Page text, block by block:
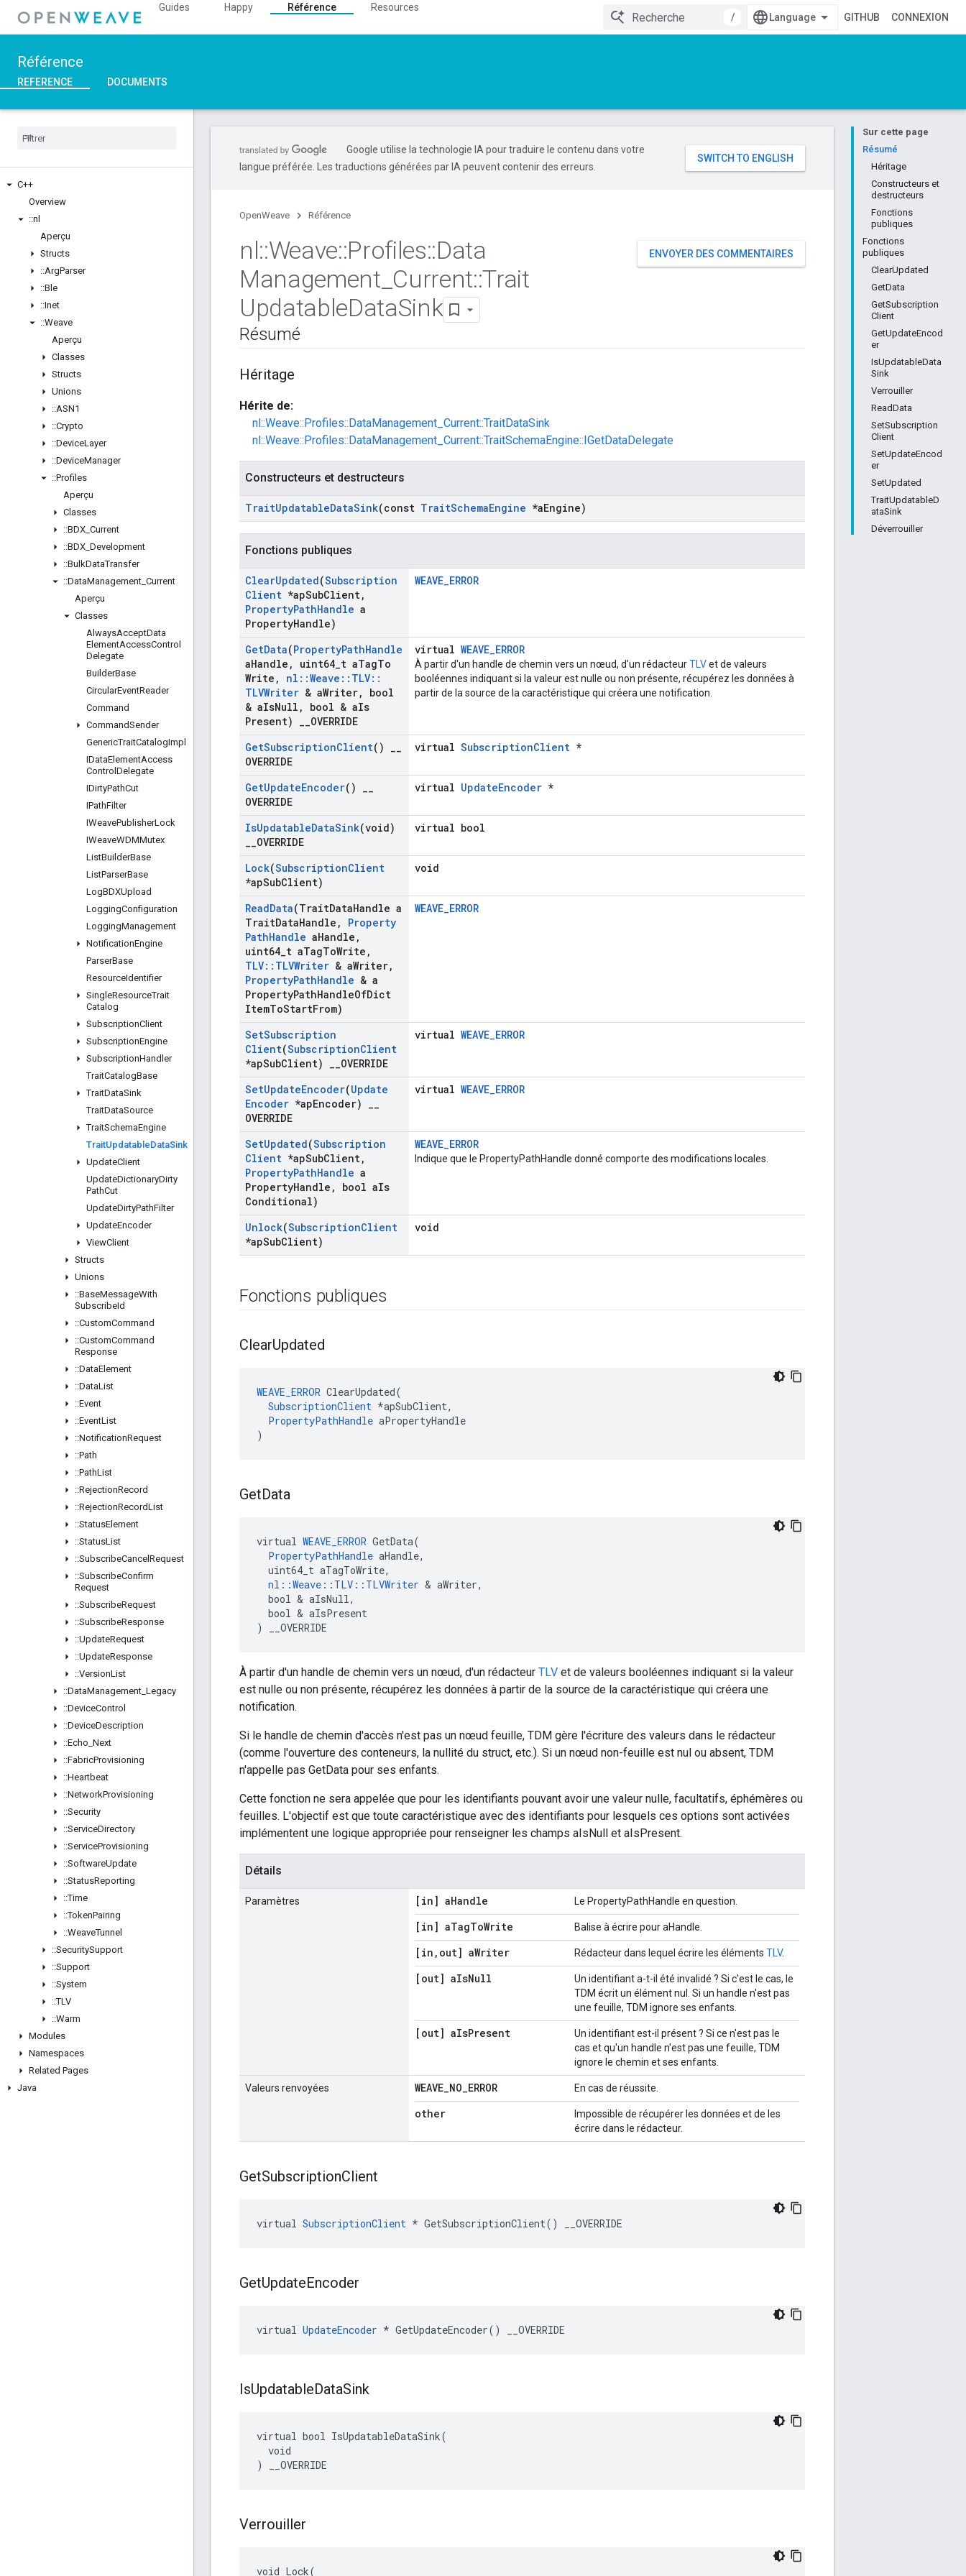
Guides Happy Référence
Resources
/
GITHUB CONNEXION
Référence
REFERENCE DOCUMENTS
C++
Overview
::nl
Aperçu
Structs
::ArgParser
::Ble
::Inet
::Weave
Aperçu
Classes
Structs
Unions
::ASN1
::Crypto
::DeviceLayer
::DeviceManager
::Profiles
Aperçu
Classes
::BDX Current
::BDX Development
::BulkDataTransfer
::DataManagement Current
Aperçu
Classes
AlwaysAcceptData
ElementAccessControl
Delegate
BuilderBase
CircularEventReader
Command
CommandSender
GenericTraitCatalogImpl
IDataElementAccess
Control Delegate
IDirtyPathCut
IPathFilter
IWeavePublisherLock
IWeaveWDMMutex
ListBuilderBase
ListParserBase
LogBDXUpload
LoggingConfiguration
LoggingManagement
NotificationEngine
ParserBase
ResourceIdentifier
SingleResourceTrait
Catalog
SubscriptionClient
SubscriptionEngine
SubscriptionHandler
TraitCatalogBase
TraitDataSink
TraitDataSource
TraitSchemaEngine
TraitUpdatableDataSink
UpdateClient
UpdateDictionaryDirty
PathCut
UpdateDirtyPathFilter
UpdateEncoder
ViewClient
Structs
Unions
::BaseMessageWith
SubscribeId
::CustomCommand
::CustomCommand
Response
::DataElement
::DataList
::Event
::EventList
::NotificationRequest
::Path
::PathList
::RejectionRecord
::RejectionRecordList
::StatusElement
::StatusList
::SubscribeCancel Request
::SubscribeConfirm
Request
::SubscribeRequest
::SubscribeResponse
::UpdateRequest
::UpdateResponse
::VersionList
::DataManagement Legacy
::DeviceControl
::DeviceDescription
::Echo Next
::FabricProvisioning
::Heartbeat
::NetworkProvisioning
::Security
::ServiceDirectory
::ServiceProvisioning
::SoftwareUpdate
::StatusReporting
::Time
::TokenPairing
::WeaveTunnel
::SecuritySupport
::Support
::System
::TLV
::Warm
Modules
Namespaces
Related Pages
Java
Sur cette page
Résumé
Héritage
Constructeurs et
destructeurs
Fonctions
publiques
Fonctions
publiques
ClearUpdated
GetData
GetSubscription
Client
GetUpdateEncod
er
IsUpdatableData
Sink
Verrouiller
ReadData
SetSubscription
Client
SetUpdateEncod
er
SetUpdated
TraitUpdatableD
ataSink
Déverrouiller
Google utilise la technologie IA pour traduire le contenu dans votre
langue préférée. Les traductions générées par IA peuvent contenir des erreurs.
OpenWeave Référence
ENVOYER DES COMMENTAIRES
nl::Weave::Profiles::Data
Management Current::Trait
UpdatableDataSink
Résumé
Héritage
Hérite de:
nl::Weave::Profiles::DataManagement_Current::TraitDataSink
nl::Weave::Profiles::DataManagement_Current::TraitSchemaEngine::IGetDataDelegate
Constructeurs et destructeurs
TraitUpdatableDataSink(const TraitSchemaEngine *aEngine)
Fonctions publiques
ClearUpdated(Subscription
Client *apSubClient,
PropertyPathHandle a
PropertyHandle)
WEAVE_ERROR
GetData(PropertyPathHandle
aHandle , uint64 t aTagTo
Write , nl ::Weave :: TLV::
TLVWriter & aWriter,
bool
& aIsNull , bool & aIs
Present)
OVERRIDE
virtual WEAVE_ERROR
À partir d'un handle de chemin vers un nœud, d'un rédacteurTLVet de valeurs
booléennes indiquant si la valeur est nulle ou non présente, récupérez les données à
partir de la source de la caractéristique qui créera une notification.
GetSubscriptionClient()
OVERRIDE
virtual SubscriptionClient *
GetUpdateEncoder()
OVERRIDE
virtual UpdateEncoder *
IsUpdatableDataSink(void)
OVERRIDE
virtual bool
Lock(SubscriptionClient
*apSubClient)
void
ReadData(TraitDataHandle a
TraitDataHandle ,
Property
PathHandle aHandle ,
uint64 t aTagToWrite ,
TLV:: TLVWriter & aWriter,
PropertyPathHandle & a
PropertyPathHandleOfDict
ItemToStartFrom)
WEAVE_ERROR
SetSubscription
Client(SubscriptionClient
*apSubClient) OVERRIDE
virtual WEAVE_ERROR
SetUpdateEncoder(Update
Encoder *apEncoder)
OVERRIDE
virtual WEAVE_ERROR
SetUpdated(Subscription
Client *apSubClient,
PropertyPathHandle a
PropertyHandle , bool aIs
Conditional)
WEAVE_ERROR
Indique que le PropertyPathHandle donné comporte des modifications locales.
Unlock(SubscriptionClient
*apSubClient)
void
Fonctions publiques
ClearUpdated
WEAVE_ERROR ClearUpdated(
SubscriptionClient *apSubClient,
PropertyPathHandle aPropertyHandle
)
GetData
virtual WEAVE_ERROR GetData(
PropertyPathHandle aHandle,
  uint64_t aTagToWrite,
nl::Weave::TLV::TLVWriter & aWriter,
  bool & aIsNull,
  bool & aIsPresent
) __OVERRIDE
À partir d'un handle de chemin vers un nœud, d'un rédacteur TLV et de valeurs booléennes indiquant si la valeur
est nulle ou non présente, récupérez les données à partir de la source de la caractéristique qui créera une
notification.
Si le handle de chemin d'accès n'est pas un nœud feuille, TDM gère l'écriture des valeurs dans le rédacteur
(comme l'ouverture des conteneurs, la nullité du struct, etc.). Si un nœud non-feuille est nul ou absent, TDM
n'appelle pas GetData pour ses enfants.
Cette fonction ne sera appelée que pour les identifiants pouvant avoir une valeur nulle, facultatifs, éphémères ou
feuilles. L'objectif est que toute caractéristique avec des identifiants pour lesquels ces options sont activées
implémentent une logique appropriée pour renseigner les champs aIsNull et aIsPresent.
Détails
Paramètres [in] aHandle Le PropertyPathHandle en question.
[in] aTagToWrite Balise à écrire pour aHandle.
[in , out] aWriter Rédacteur dans lequel écrire les éléments TLV.
[out] aIsNull
Un identifiant a-t-il été invalidé ? Si c'est le cas, le
TDM écrit un élément nul. Si un handle n'est pas
une feuille, TDM ignore ses enfants.
[out] aIsPresent
Un identifiant est-il présent ? Si ce n'est pas le
cas et qu'un handle n'est pas une feuille, TDM
ignore le chemin et ses enfants.
Valeurs renvoyées WEAVE_NO_ERROR En cas de réussite.
other
Impossible de récupérer les données et de les
écrire dans le rédacteur.
GetSubscriptionClient
virtual SubscriptionClient * GetSubscriptionClient() __OVERRIDE
GetUpdateEncoder
virtual UpdateEncoder * GetUpdateEncoder() __OVERRIDE
IsUpdatableDataSink
virtual bool IsUpdatableDataSink(
  void
) __OVERRIDE
Verrouiller
void Lock(